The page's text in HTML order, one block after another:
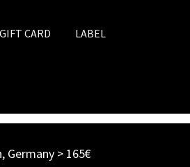
CARD LABEL
Germany > 165€